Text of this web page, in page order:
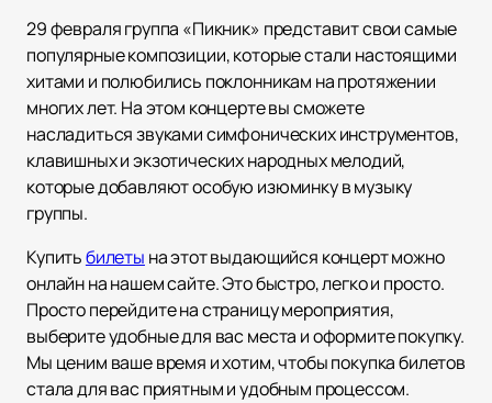
29 февраля группа «Пикник» представит свои самые
популярные композиции, которые стали настоящими
хитами и полюбились поклонникам на протяжении
многих лет. На этом концерте вы сможете
насладиться звуками симфонических инструментов,
клавишных и экзотических народных мелодий,
которые добавляют особую изюминку в музыку
группы.
Купитьбилеты на этот выдающийся концерт можно
онлайн на нашем сайте. Это быстро, легко и просто.
Просто перейдите на страницу мероприятия,
выберите удобные для вас места и оформите покупку.
Мы ценим ваше время и хотим, чтобы покупка билетов
стала для вас приятным и удобным процессом.